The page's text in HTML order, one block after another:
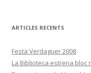
ARTICLES RECENTS
Festa Verdaguer 2008
La Biblioteca estrena bloc